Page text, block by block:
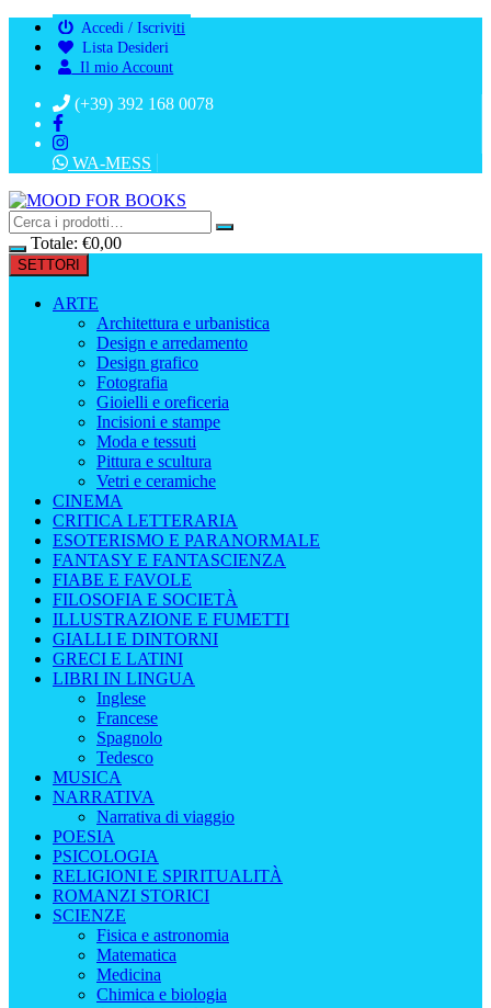
contenuto
Accedi / Iscriviti
Lista Desideri
Il mio Account
(+39) 392 168 0078
WA-MESS
Totale: €0,00
SETTORI
ARTE
Architettura e urbanistica
Design e arredamento
Design grafico
Fotografia
Gioielli e oreficeria
Incisioni e stampe
Moda e tessuti
Pittura e scultura
Vetri e ceramiche
CINEMA
CRITICA LETTERARIA
ESOTERISMO E PARANORMALE
FANTASY E FANTASCIENZA
FIABE E FAVOLE
FILOSOFIA E SOCIETÀ
ILLUSTRAZIONE E FUMETTI
GIALLI E DINTORNI
GRECI E LATINI
LIBRI IN LINGUA
Inglese
Francese
Spagnolo
Tedesco
MUSICA
NARRATIVA
Narrativa di viaggio
POESIA
PSICOLOGIA
RELIGIONI E SPIRITUALITÀ
ROMANZI STORICI
SCIENZE
Fisica e astronomia
Matematica
Medicina
Chimica e biologia